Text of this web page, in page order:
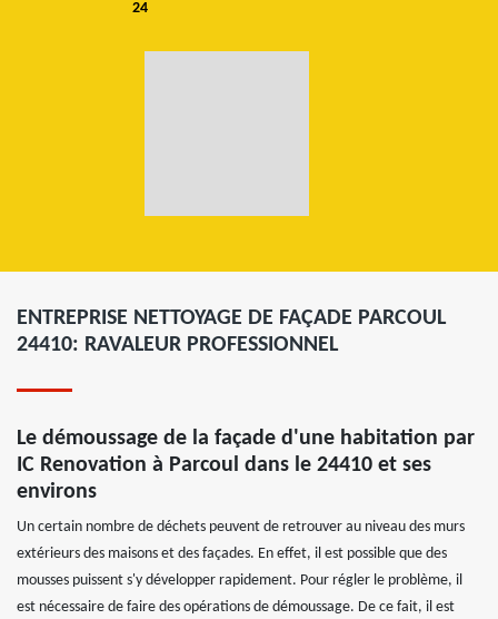
24
ENTREPRISE NETTOYAGE DE FAÇADE PARCOUL
24410: RAVALEUR PROFESSIONNEL
Le démoussage de la façade d'une habitation par
IC Renovation à Parcoul dans le 24410 et ses
environs
Un certain nombre de déchets peuvent de retrouver au niveau des murs
extérieurs des maisons et des façades. En effet, il est possible que des
mousses puissent s'y développer rapidement. Pour régler le problème, il
est nécessaire de faire des opérations de démoussage. De ce fait, il est